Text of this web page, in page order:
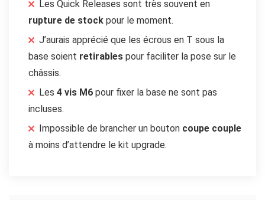
Les Quick Releases sont très souvent en
rupture de stock pour le moment.
J’aurais apprécié que les écrous en T sous la
base soient retirables pour faciliter la pose sur le
châssis.
Les 4 vis M6 pour fixer la base ne sont pas
incluses.
Impossible de brancher un bouton coupe couple
à moins d’attendre le kit upgrade.